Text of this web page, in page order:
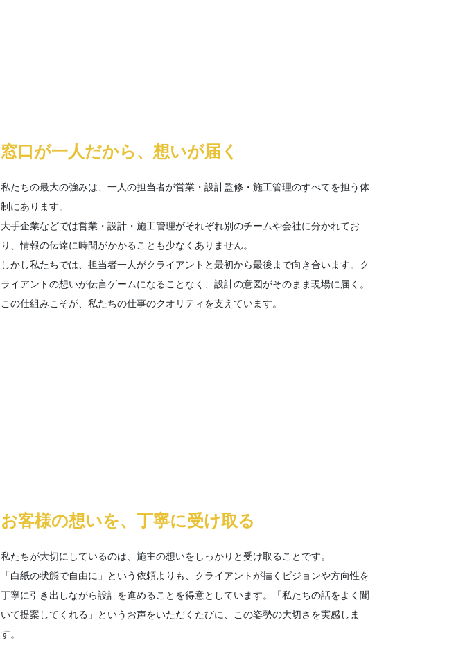
窓口が一人だから、想いが届く
私たちの最大の強みは、一人の担当者が営業・設計監修・施工管理のすべてを担う体
制にあります。
大手企業などでは営業・設計・施工管理がそれぞれ別のチームや会社に分かれてお
り、情報の伝達に時間がかかることも少なくありません。
しかし私たちでは、担当者一人がクライアントと最初から最後まで向き合います。ク
ライアントの想いが伝言ゲームになることなく、設計の意図がそのまま現場に届く。
この仕組みこそが、私たちの仕事のクオリティを支えています。
お客様の想いを、丁寧に受け取る
私たちが大切にしているのは、施主の想いをしっかりと受け取ることです。
「白紙の状態で自由に」という依頼よりも、クライアントが描くビジョンや方向性を
丁寧に引き出しながら設計を進めることを得意としています。「私たちの話をよく聞
いて提案してくれる」というお声をいただくたびに、この姿勢の大切さを実感しま
す。